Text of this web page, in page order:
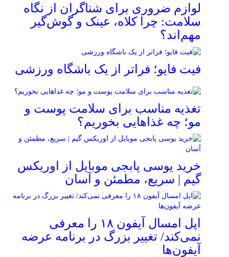
لوازم ضروری برای شناگران از نگاه
سلامت: چرا کلاه، عینک و گوش‌گیر
مهم‌اند؟
فیت ‌فایو؛ فراتر از یک باشگاه ورزشی
تغذیه مناسب برای سلامت پوست و
مو؛ چه غذاهایی بخوریم؟
خرید یوسی پابجی موبایل از اوریکس
گیم | سریع، مطمئن و آسان
اپل امسال آیفون ۱۸ را معرفی
نمی‌کند/ تغییر بزرگ در برنامه عرضه
آیفون‌ها